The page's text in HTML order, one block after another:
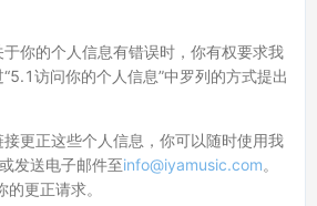
你的个人信息有错误时，你有权要求我
访问你的个人信息”中罗列的方式提出
更正这些个人信息，你可以随时使用我
发送电子邮件至info@iyamusic.com。
更正请求。